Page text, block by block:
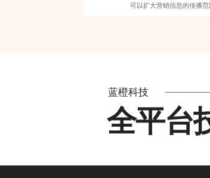
可以扩大营销信息的传播范
蓝橙科技
全平台